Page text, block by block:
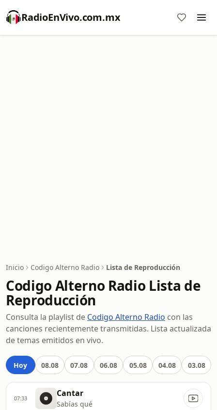
RadioEnVivo.com.mx
Inicio Codigo Alterno Radio Lista de Reproducción
Codigo Alterno Radio Lista de
Reproducción
Consulta la playlist de Codigo Alterno Radio con las
canciones recientemente transmitidas. Lista actualizada
de temas emitidos en vivo.
Hoy 08.08 07.08 06.08 05.08 04.08 03.08
07:33 Cantar
Sabías qué